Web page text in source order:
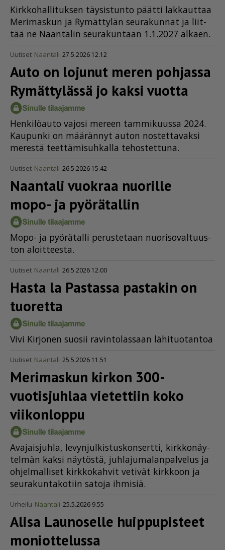
Kirk­ko­hal­li­tuk­sen täy­sis­tun­to päät­ti lak­kaut­taa
Me­ri­mas­kun ja Ry­mät­ty­län seu­ra­kun­nat ja liit­
tää ne Naan­ta­lin seu­ra­kun­taan 1.1.2027 al­ka­en.
Uutiset Naantali 27.5.2026 12.12
Auto on lojunut meren pohjassa
Rymättylässä jo kaksi vuotta
Hen­ki­lö­au­to va­jo­si me­reen tam­mi­kuus­sa 2024.
Kau­pun­ki on mää­rän­nyt au­ton nos­tet­ta­vak­si
me­res­tä teet­tä­mi­suh­kal­la te­hos­tet­tu­na.
Uutiset Naantali 26.5.2026 15.42
Naantali vuokraa nuorille
mopo- ja pyörätallin
Mopo- ja pyö­rä­tal­li pe­rus­te­taan nuo­ri­so­val­tuus­
ton aloit­tees­ta.
Uutiset Naantali 26.5.2026 12.00
Hasta la Pastassa pastakin on
tuoretta
Vivi Kir­jo­nen suo­sii ra­vin­to­las­saan lä­hi­tuo­tan­toa
Uutiset Naantali 25.5.2026 11.51
Merimaskun kirkon 300-
vuotisjuhlaa vietettiin koko
viikonloppu
Ava­jais­juh­la, le­vyn­jul­kis­tus­kon­sert­ti, kirk­ko­näy­
tel­män kak­si näy­tös­tä, juh­la­ju­ma­lan­pal­ve­lus ja
oh­jel­mal­li­set kirk­ko­kah­vit ve­ti­vät kirk­koon ja
seu­ra­kun­ta­ko­tiin sa­to­ja ih­mi­siä.
Urheilu Naantali 25.5.2026 9.55
Alisa Launoselle huippupisteet
moniottelussa